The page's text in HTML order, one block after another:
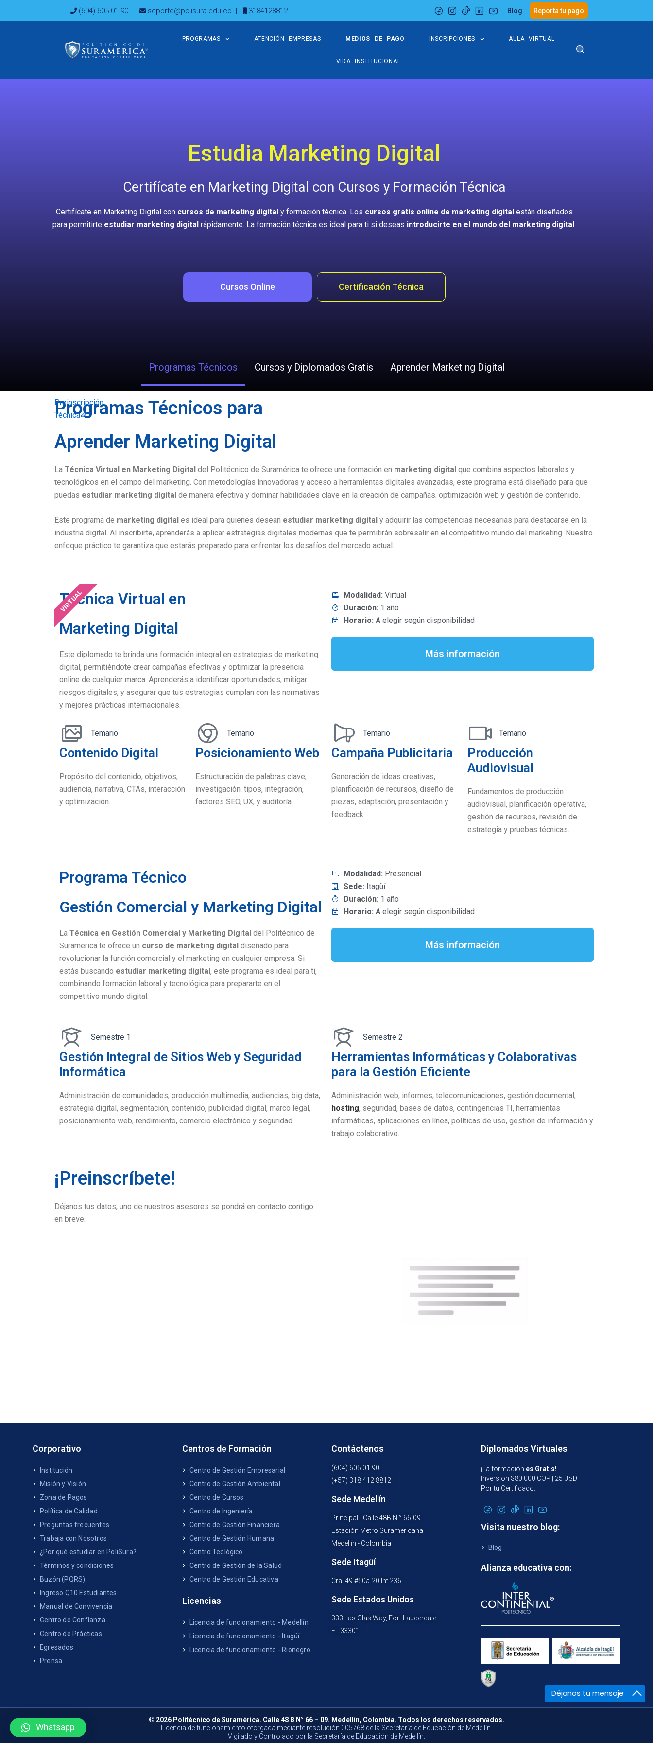
Déjanos tu mensaje
(604) 605 01 90 | soporte@polisura.edu.co | 3184128812 Blog Reporta tu pago
PROGRAMAS ATENCIÓN EMPRESAS MEDIOS DE PAGO INSCRIPCIONES AULA VIRTUAL
VIDA INSTITUCIONAL
Estudia Marketing Digital
Certifícate en Marketing Digital con Cursos y Formación Técnica
Certifícate en Marketing Digital con cursos de marketing digitaly formación técnica. Los cursos gratis online de marketing digitalestán diseñados
para permitirte estudiar marketing digital rápidamente. La formación técnica es ideal para ti si deseas introducirte en el mundo del marketing digital.
Cursos Online Certificación Técnica
Programas Técnicos Cursos y Diplomados Gratis Aprender Marketing Digital
Programas Técnicos para
Aprender Marketing Digital
La Técnica Virtual en Marketing Digital del Politécnico de Suramérica te ofrece una formación en marketing digital que combina aspectos laborales y
tecnológicos en el campo del marketing. Con metodologías innovadoras y acceso a herramientas digitales avanzadas, este programa está diseñado para que
puedas estudiar marketing digital de manera efectiva y dominar habilidades clave en la creación de campañas, optimización web y gestión de contenido.
Este programa de marketing digital es ideal para quienes desean estudiar marketing digital y adquirir las competencias necesarias para destacarse en la
industria digital. Al inscribirte, aprenderás a aplicar estrategias digitales modernas que te permitirán sobresalir en el competitivo mundo del marketing. Nuestro
enfoque práctico te garantiza que estarás preparado para enfrentar los desafíos del mercado actual.
Preinscripción
Técnica
VIRTUAL
Técnica Virtual en
Marketing Digital
Este diplomado te brinda una formación integral en estrategias de marketing
digital, permitiéndote crear campañas efectivas y optimizar la presencia
online de cualquier marca. Aprenderás a identificar oportunidades, mitigar
riesgos digitales, y asegurar que tus estrategias cumplan con las normativas
y mejores prácticas internacionales.
Modalidad: Virtual
Duración: 1 año
Horario: A elegir según disponibilidad
Más información
Temario
Contenido Digital
Propósito del contenido, objetivos,
audiencia, narrativa, CTAs, interacción
y optimización.
Temario
Posicionamiento Web
Estructuración de palabras clave,
investigación, tipos, integración,
factores SEO, UX, y auditoría.
Temario
Campaña Publicitaria
Generación de ideas creativas,
planificación de recursos, diseño de
piezas, adaptación, presentación y
feedback.
Temario
Producción
Audiovisual
Fundamentos de producción
audiovisual, planificación operativa,
gestión de recursos, revisión de
estrategia y pruebas técnicas.
Programa Técnico
Gestión Comercial y Marketing Digital
La Técnica en Gestión Comercial y Marketing Digital del Politécnico de
Suramérica te ofrece un curso de marketing digital diseñado para
revolucionar la función comercial y el marketing en cualquier empresa. Si
estás buscando estudiar marketing digital , este programa es ideal para ti,
combinando formación laboral y tecnológica para prepararte en el
competitivo mundo digital.
Modalidad: Presencial
Sede: Itagüí
Duración: 1 año
Horario: A elegir según disponibilidad
Más información
Semestre 1
Gestión Integral de Sitios Web y Seguridad
Informática
Administración de comunidades, producción multimedia, audiencias, big data,
estrategia digital, segmentación, contenido, publicidad digital, marco legal,
posicionamiento web, rendimiento, comercio electrónico y seguridad.
Semestre 2
Herramientas Informáticas y Colaborativas
para la Gestión Eficiente
Administración web, informes, telecomunicaciones, gestión documental,
hosting, seguridad, bases de datos, contingencias TI, herramientas
informáticas, aplicaciones en línea, políticas de uso, gestión de información y
trabajo colaborativo.
¡Preinscríbete!
Déjanos tus datos, uno de nuestros asesores se pondrá en contacto contigo
en breve.
Corporativo
Institución
Misión y Visión
Zona de Pagos
Política de Calidad
Preguntas frecuentes
Trabaja con Nosotros
¿Por qué estudiar en PoliSura?
Términos y condiciones
Buzón (PQRS)
Ingreso Q10 Estudiantes
Manual de Convivencia
Centro de Confianza
Centro de Prácticas
Egresados
Prensa
Centros de Formación
Centro de Gestión Empresarial
Centro de Gestión Ambiental
Centro de Cursos
Centro de Ingeniería
Centro de Gestión Financiera
Centro de Gestión Humana
Centro Teológico
Centro de Gestión de la Salud
Centro de Gestión Educativa
Licencias
Licencia de funcionamiento - Medellín
Licencia de funcionamiento - Itagüí
Licencia de funcionamiento - Rionegro
Contáctenos
(604) 605 01 90
(+57) 318 412 8812
Sede Medellín
Principal - Calle 48B N ° 66-09
Estación Metro Suramericana
Medellín - Colombia
Sede Itagüí
Cra. 49 #50a-20 Int 236
Sede Estados Unidos
333 Las Olas Way, Fort Lauderdale
FL 33301
Diplomados Virtuales
¡La formación es Gratis!
Inversión $80.000 COP | 25 USD
Por tu Certificado.
Visita nuestro blog:
Blog
Alianza educativa con:
© 2026 Politécnico de Suramérica. Calle 48 B N° 66 – 09. Medellín, Colombia. Todos los derechos reservados.
Licencia de funcionamiento otorgada mediante resolución 005768 de la Secretaría de Educación de Medellín.
Vigilado y Controlado por la Secretaría de Educación de Medellín.
Whatsapp